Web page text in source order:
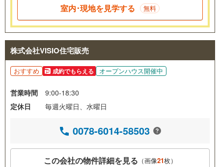
室内･現地を見学する 無料
株式会社VISIO住宅販売
おすすめ 成約でもらえる オープンハウス開催中
営業時間
9:00-18:30
定休日
毎週火曜日、水曜日
0078-6014-58503
この会社の物件詳細を見る （画像21枚）